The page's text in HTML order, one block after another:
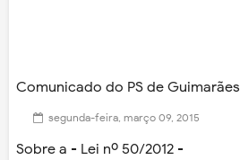
Comunicado do PS de Guimarães
segunda-feira, março 09, 2015
Sobre a - Lei nº 50/2012 -